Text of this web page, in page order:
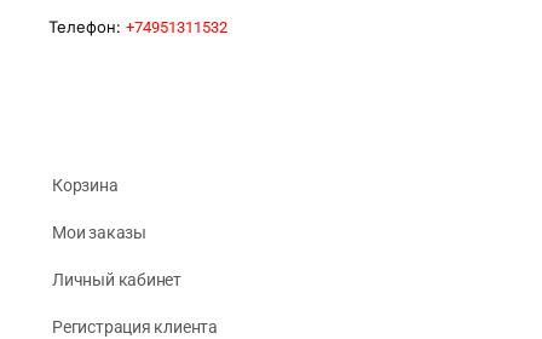
Телефон: +74951311532
Корзина
Мои заказы
Личный кабинет
Регистрация клиента